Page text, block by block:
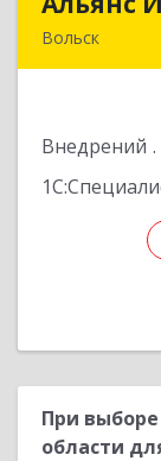
Вольск
Внедрений
При
области